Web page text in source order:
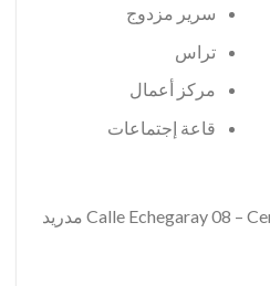
سرير مزدوج
تراس
مركز أعمال
قاعة إجتماعات
Calle Echegaray 08 – Centro – 28014 Madrid Spain مدريد